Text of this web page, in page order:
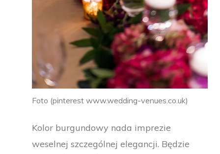
Foto (pinterest www.wedding-venues.co.uk)
Kolor burgundowy nada imprezie
weselnej szczególnej elegancji. Będzie